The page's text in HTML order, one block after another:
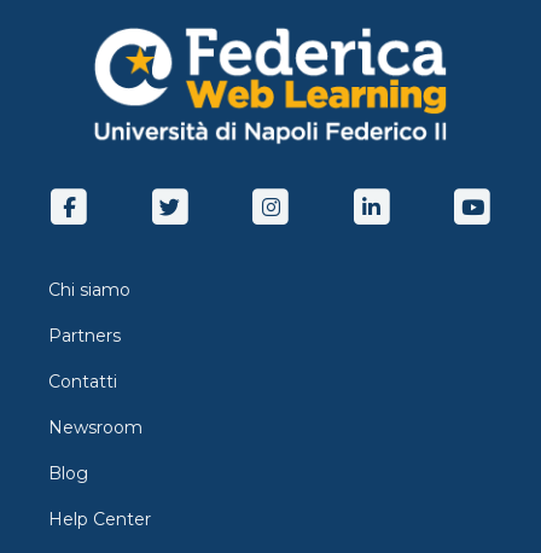
Chi siamo
Partners
Contatti
Newsroom
Blog
Help Center